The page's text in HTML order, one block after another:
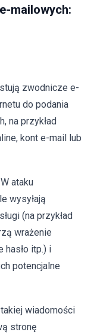
mailowych:
zwodnicze e-
do podania
na przykład
kont e-mail lub
ataku
wysyłają
(na przykład
wrażenie
hasło itp.) i
potencjalne
wiadomości
stronę